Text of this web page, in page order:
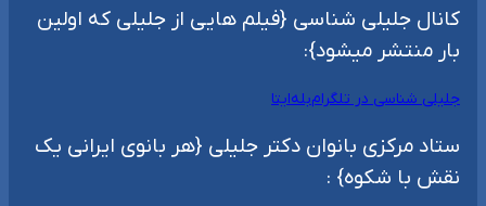
کانال جلیلی شناسی {فیلم هایی از جلیلی که اولین
بار منتشر میشود}:
جلیلی شناسی در تلگرامبلهایتا
ستاد مرکزی بانوان دکتر جلیلی {هر بانوی ایرانی یک
نقش با شکوه} :